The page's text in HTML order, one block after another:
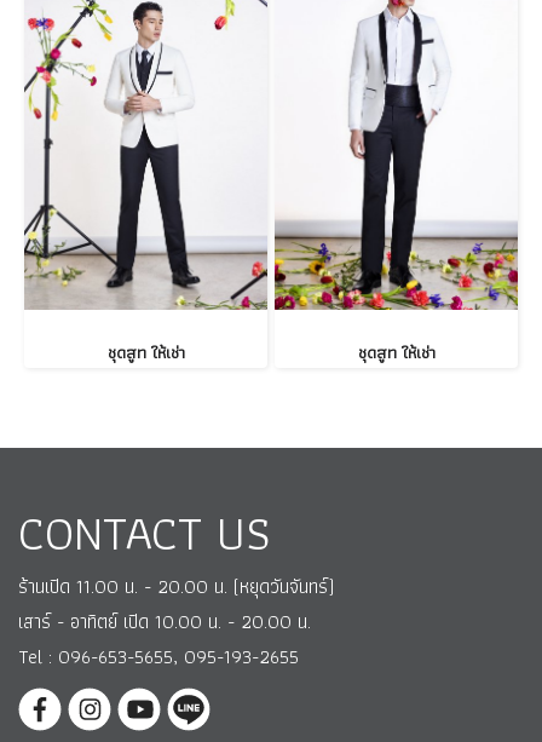
ชุดสูท ให้เช่า ชุดสูท ให้เช่า
CONTACT US
ร้านเปิด 11.00 น. - 20.00 น. (หยุดวันจันทร์)
เสาร์ - อาทิตย์ เปิด 10.00 น. - 20.00 น.
Tel : 096-653-5655, 095-193-2655